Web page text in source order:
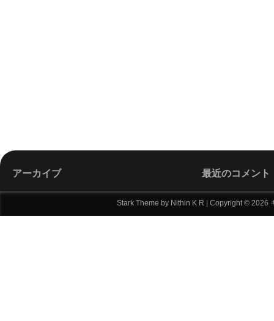
アーカイブ 最近のコメント
Stark Theme by Nithin K R | Copyright © 2026